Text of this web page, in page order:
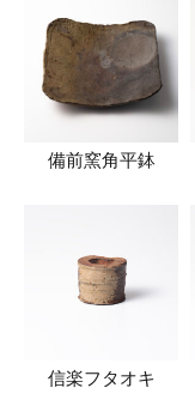
備前窯角平鉢
信楽フタオキ